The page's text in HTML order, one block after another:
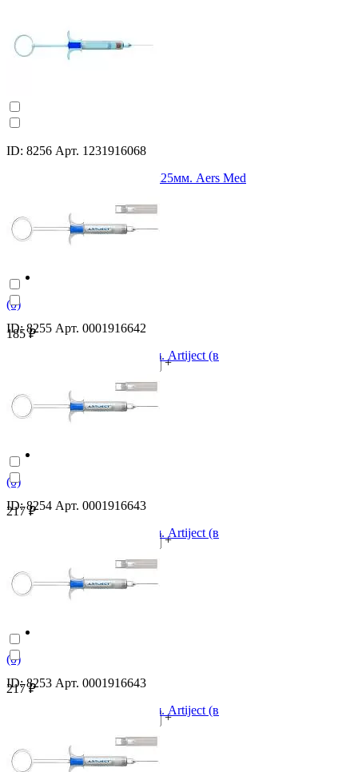
ID: 8256 Арт. 1231916068
Ораблок 1:100 000 игла 0,3х25мм. Aers Med
(0)
185 ₽
+
ID: 8255 Арт. 0001916642
Скандинибса игла 0,3х16мм. Artiject (в
(0)
217 ₽
+
ID: 8254 Арт. 0001916643
Скандинибса игла 0,3х25мм. Artiject (в
(0)
217 ₽
+
ID: 8253 Арт. 0001916643
Скандинибса игла 0,3х35мм. Artiject (в